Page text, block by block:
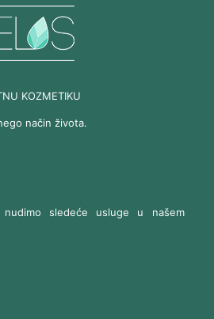
KOZMETIKU
način života.
nudimo sledeće usluge u našem